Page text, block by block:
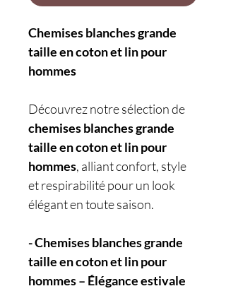
Chemises blanches grande
taille en coton et lin pour
hommes
Découvrez notre sélection de
chemises blanches grande
taille en coton et linpour
hommes, alliant confort, style
et respirabilité pour un look
élégant en toute saison.
- Chemises blanches grande
taille en coton et lin pour
hommes – Élégance estivale